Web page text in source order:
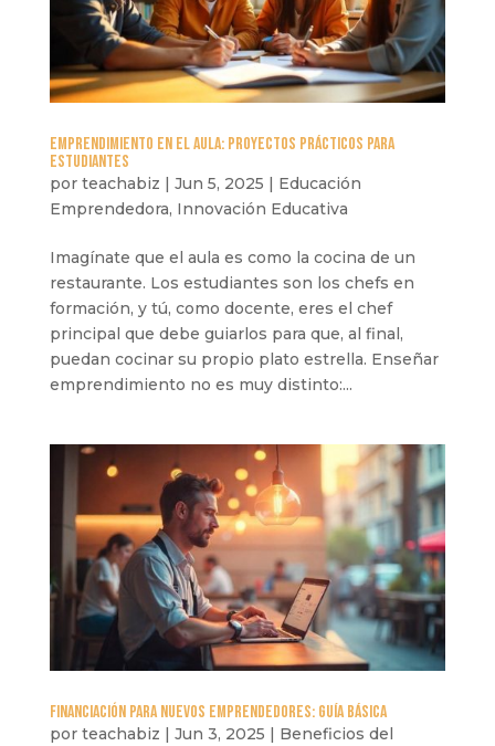
Emprendimiento en el aula: Proyectos prácticos para
estudiantes
por teachabiz | Jun 5, 2025 | Educación
Emprendedora, Innovación Educativa
Imagínate que el aula es como la cocina de un
restaurante. Los estudiantes son los chefs en
formación, y tú, como docente, eres el chef
principal que debe guiarlos para que, al final,
puedan cocinar su propio plato estrella. Enseñar
emprendimiento no es muy distinto:...
Financiación para nuevos emprendedores: Guía básica
por teachabiz | Jun 3, 2025 | Beneficios del